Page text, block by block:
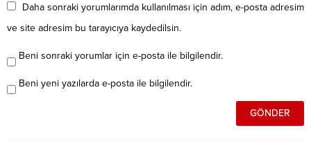
Daha sonraki yorumlarımda kullanılması için adım, e-posta adresim
ve site adresim bu tarayıcıya kaydedilsin.
Beni sonraki yorumlar için e-posta ile bilgilendir.
Beni yeni yazılarda e-posta ile bilgilendir.